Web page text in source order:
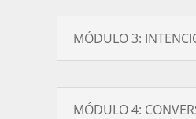
MÓDULO 3:
MÓDULO 4: